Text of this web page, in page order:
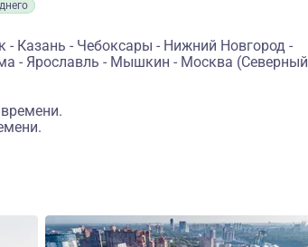
Казань - Чебоксары - Нижний Новгород -
- Ярославль - Мышкин - Москва (Северный